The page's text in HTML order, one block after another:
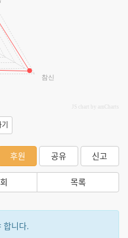
참신
JS chart by amCharts
후원 공유 신고
목록
합니다.